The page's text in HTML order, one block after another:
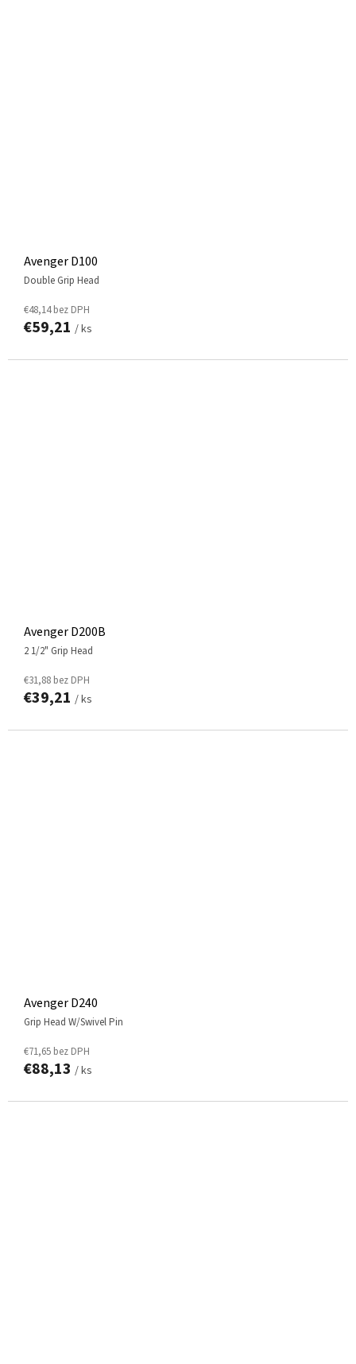
Avenger D100
Double Grip Head
€48,14 bez DPH
€59,21 / ks
Avenger D200B
2 1/2" Grip Head
€31,88 bez DPH
€39,21 / ks
Avenger D240
Grip Head W/Swivel Pin
€71,65 bez DPH
€88,13 / ks